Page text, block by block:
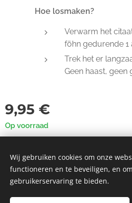
Hoe losmaken?
Verwarm het
föhn gedurende 1
Trek het er
Geen haast, geen
9,95 €
Op voorraad
© 2023 Alle rechten
Wij gebruiken cookies om onze
functioneren en te beveiligen, en
gebruikerservaring te bieden.